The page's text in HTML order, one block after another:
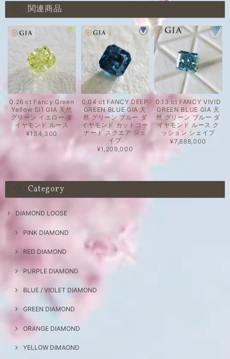
関連商品
0.26 ct Fancy Green
Yellow SI1 GIA 天然
グリーン イエロー ダ
イヤモンド ルース
¥134,300
0.04 ct FANCY DEEP
GREEN BLUE GIA 天
然 グリーン ブルー ダ
イヤモンド カットコー
ナード スクエア シェ
イプ
¥1,209,000
0.13 ct FANCY VIVID
GREEN BLUE GIA 天
然 グリーン ブルー ダ
イヤモンド ルース ク
ッション シェイプ
¥7,888,000
Category
DIAMOND LOOSE
PINK DIAMOND
RED DIAMOND
PURPLE DIAMOND
BLUE / VIOLET DIAMOND
GREEN DIAMOND
ORANGE DIAMOND
YELLOW DIMAOND